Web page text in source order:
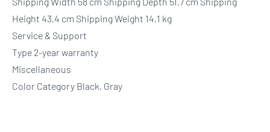
Height 43,4 cm Shipping Weight 14,1 kg
Service & Support
Type 2-year warranty
Miscellaneous
Color Category Black, Gray